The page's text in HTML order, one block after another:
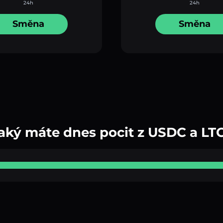
24h
Směna
24h
Směna
máte dnes pocit z USDC a